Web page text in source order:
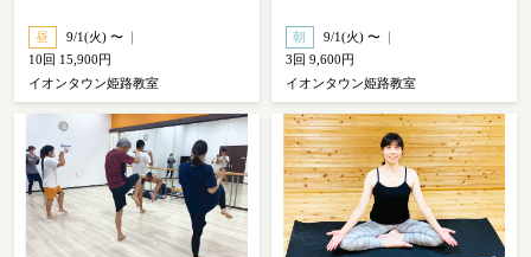
昼
9/1(火) 〜
10回 15,900円
イオンタウン姫路教室
朝
9/1(火) 〜
3回 9,600円
イオンタウン姫路教室